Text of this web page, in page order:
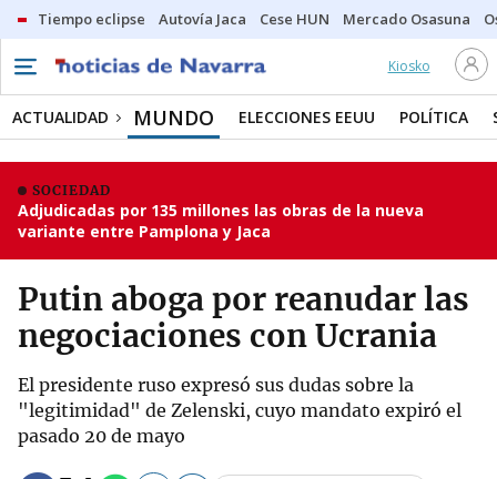
Tiempo eclipse Autovía Jaca Cese HUN Mercado Osasuna
Kiosko
ACTUALIDAD MUNDO ELECCIONES EEUU POLÍTICA
SOCIEDAD
Adjudicadas por 135 millones las obras de la nueva
variante entre Pamplona y Jaca
Putin aboga por reanudar las
negociaciones con Ucrania
El presidente ruso expresó sus dudas sobre la
"legitimidad" de Zelenski, cuyo mandato expiró el
pasado 20 de mayo